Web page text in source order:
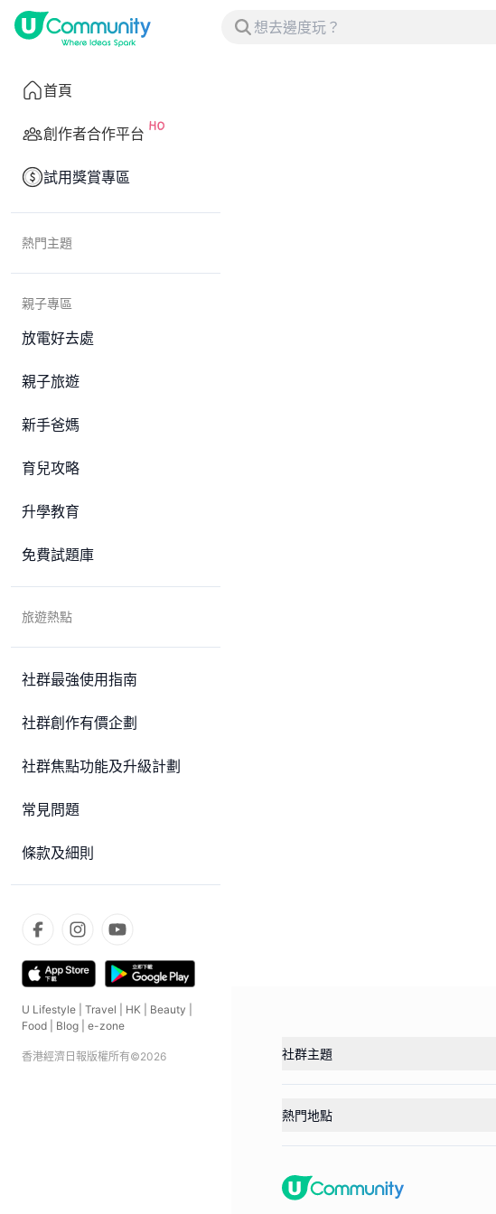
首頁
創作者合作平台
試用獎賞專區
熱門主題
親子專區
放電好去處
親子旅遊
新手爸媽
育兒攻略
升學教育
免費試題庫
旅遊熱點
社群最強使用指南
社群創作有價企劃
社群焦點功能及升級計劃
常見問題
條款及細則
U Lifestyle Travel HK Beauty
Food
Blog e-zone
香港經濟日報版權所有©2026 社群主題
熱門地點